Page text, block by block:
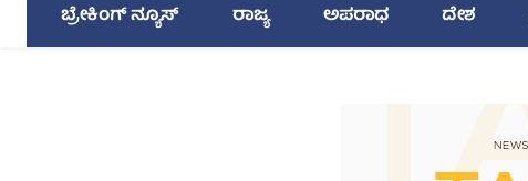
ಬ್ರೇಕಿಂಗ್ ನ್ಯೂಸ್ ರಾಜ್ಯ ಅಪರಾಧ ದೇಶ